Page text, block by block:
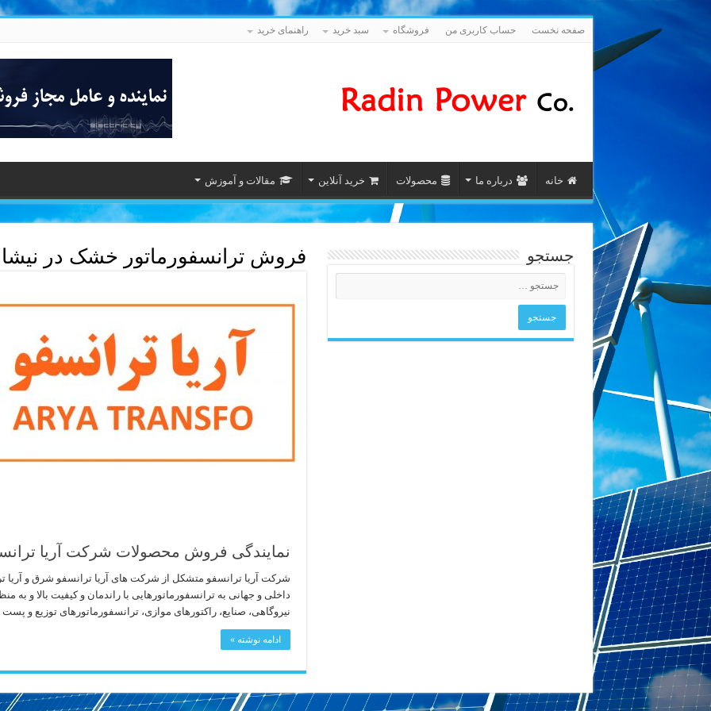
صفحه نخست حساب کاربری من فروشگاه سبد خرید راهنمای خرید
خانه درباره ما محصولات خرید آنلاین مقالات و آموزش
فروش ترانسفورماتور خشک در
نمایندگی فروش محصولات شرکت آریا
شرکت آریا ترانسفو متشکل از شرکت های آریا ترانسفو شرق و آریا
داخلی و جهانی به ترانسفورماتورهایی با راندمان و کیفیت بالا و به
نیروگاهی، صنایع، راکتورهای موازی، ترانسفورماتورهای توزیع و
ادامه نوشته »
جستجو